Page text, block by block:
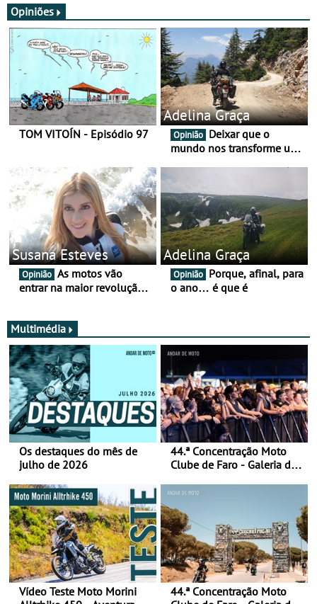
Opiniões
TOM VITOÍN - Episódio 97
Adelina Graça
Opinião
mundo nos transforme um
Susana Esteves
Opinião
entrar na maior revolução
falar disso
Adelina Graça
Opinião
o ano… é que é
Multimédia
Os destaques do mês de
julho de 2026
44.ª Concentração Moto
Clube de Faro - Galeria de
Vídeo Teste Moto Morini
44.ª Concentração Moto